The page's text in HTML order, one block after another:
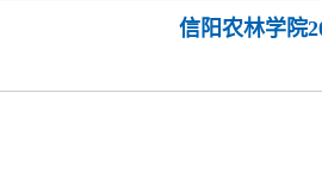
信阳农林学院